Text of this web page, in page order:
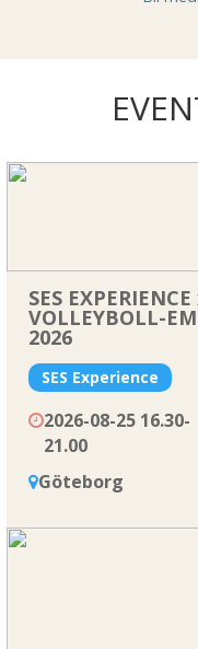
SES EXPERIENCE
VOLLEYBOLL-EM
2026
2026-08-25 16.30-
21.00
SES Experience
Göteborg